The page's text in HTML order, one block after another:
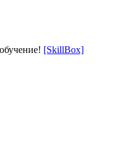
[SkillBox]